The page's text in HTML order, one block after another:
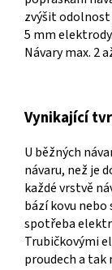
zvýšit
5 mm
Návary max. 2
Vynikající
U běžných
návaru, než je
každé vrstvě
bází kovu
spotřeba
Trubičkovými
proudech a tak